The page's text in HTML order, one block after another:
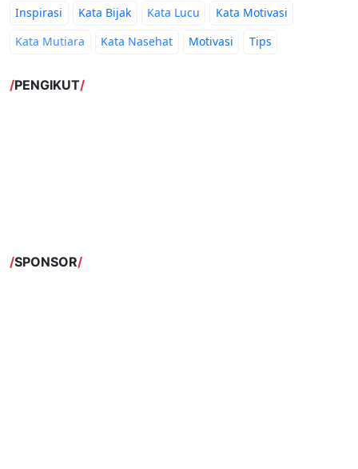
Inspirasi
Kata Bijak Kata Lucu
Kata Motivasi
Kata Mutiara
Kata Nasehat Motivasi Tips
PENGIKUT
SPONSOR